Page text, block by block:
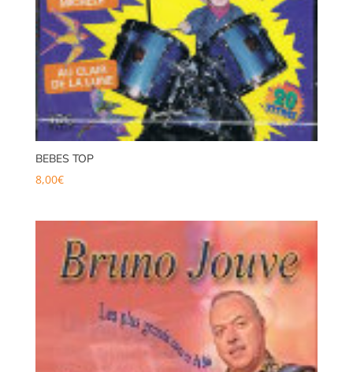
BEBES TOP
8,00€